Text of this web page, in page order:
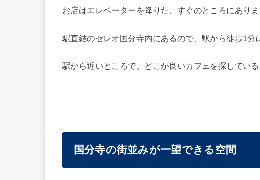
お店はエレベーターを降りた、すぐのところにありま
駅直結のセレオ国分寺内にあるので、駅から徒歩1分
駅から近いところで、どこか良いカフェを探してい
国分寺の街並みが一望できる空間